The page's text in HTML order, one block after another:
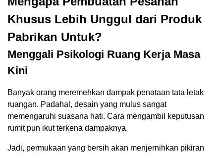
Khusus Lebih Unggul dari Produk
Pabrikan Untuk?
Menggali Psikologi Ruang Kerja Masa
Kini
Banyak orang meremehkan dampak penataan tata letak
ruangan. Padahal, desain yang mulus sangat
memengaruhi suasana hati. Cara mengambil keputusan
rumit pun ikut terkena dampaknya.
Jadi, permukaan yang bersih akan menjernihkan pikiran